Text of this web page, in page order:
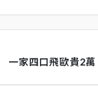
一家四口飛歐貴2萬